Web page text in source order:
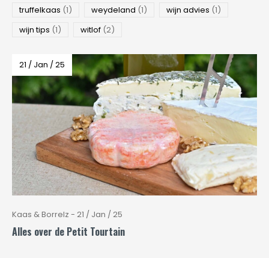
truffelkaas (1) weydeland (1) wijn advies (1)
wijn tips (1) witlof (2)
21 / Jan / 25
Kaas & Borrelz - 21 / Jan / 25
Alles over de Petit Tourtain